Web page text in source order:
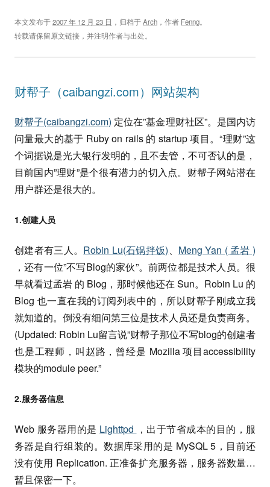
本文发布于2007 年 12 月 23 日 ，归档于Arch ，作者 Fenng。
转载请保留原文链接，并注明作者与出处。
财帮子（caibangzi.com）网站架构
财帮子(caibangzi.com) 定位在”基金理财社区”。是国内访
问量最大的基于 Ruby on rails 的 startup 项目。“理财”这
个词据说是光大银行发明的，且不去管，不可否认的是，
目前国内”理财”是个很有潜力的切入点。财帮子网站潜在
用户群还是很大的。
1.创建人员
创建者有三人。 Robin Lu(石锅拌饭)、 Meng Yan ( 孟岩 )
，还有一位”不写Blog的家伙”。前两位都是技术人员。很
早就看过孟岩 的 Blog，那时候他还在 Sun。Robin Lu 的
Blog 也一直在我的订阅列表中的，所以财帮子刚成立我
就知道的。倒没有细问第三位是技术人员还是负责商务。
(Updated: Robin Lu留言说”财帮子那位不写blog的创建者
也是工程师，叫赵路，曾经是 Mozilla 项目accessibility
模块的module peer.”
2.服务器信息
Web 服务器用的是 Lighttpd ，出于节省成本的目的，服
务器是自行组装的。数据库采用的是 MySQL 5，目前还
没有使用 Replication. 正准备扩充服务器，服务器数量…
暂且保密一下。